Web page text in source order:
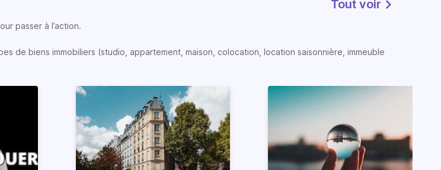
Tout voir
passer à l’action.
de biens immobiliers (studio, appartement, maison, colocation, location saisonnière, immeuble